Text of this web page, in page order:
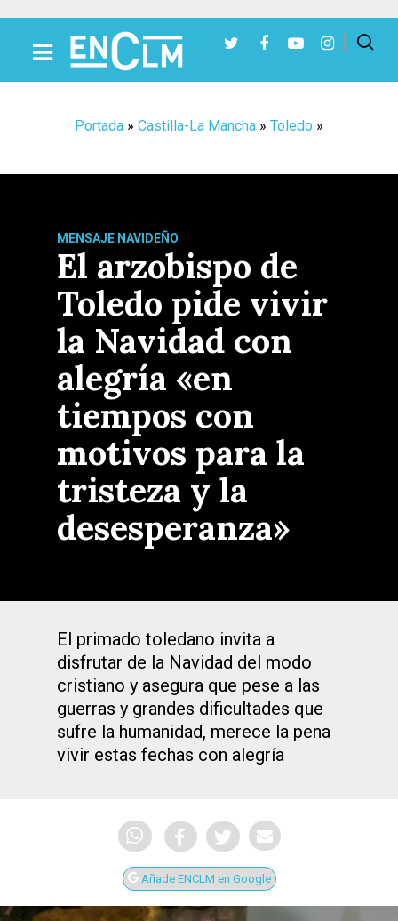
Portada » Castilla-La Mancha » Toledo »
MENSAJE NAVIDEÑO
El arzobispo de
Toledo pide vivir
la Navidad con
alegría «en
tiempos con
motivos para la
tristeza y la
desesperanza»
El primado toledano invita a
disfrutar de la Navidad del modo
cristiano y asegura que pese a las
guerras y grandes dificultades que
sufre la humanidad, merece la pena
vivir estas fechas con alegría
Añade ENCLM en Google